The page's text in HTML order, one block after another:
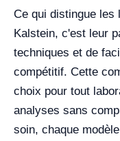
Ce qui distingue les
Kalstein, c'est leur
techniques et de
compétitif. Cette
choix pour tout
analyses sans
soin, chaque